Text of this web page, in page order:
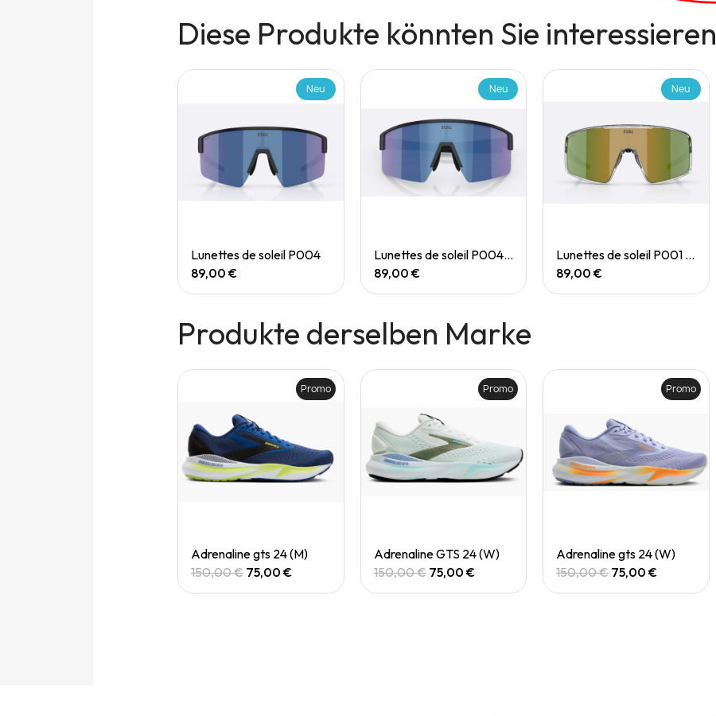
Diese Produkte könnten Sie interessieren
Quick View
Neu
Lunettes de soleil P004
89,00 €
Quick View
Neu
Lunettes de soleil P004 Small
89,00 €
Quick View
Neu
Lunettes de soleil P001 Small
89,00 €
Produkte derselben Marke
Quick View
Promo
Adrenaline gts 24 (M)
150,00 € 75,00 €
Quick View
Promo
Adrenaline GTS 24 (W)
150,00 € 75,00 €
Quick View
Promo
Adrenaline gts 24 (W)
150,00 € 75,00 €